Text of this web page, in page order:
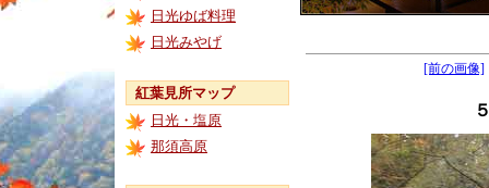
日光ゆば料理
日光みやげ
紅葉見所マップ
日光・塩原
那須高原
[前の画像]